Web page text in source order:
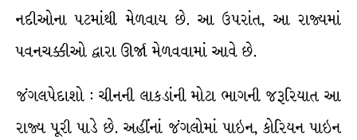
નદીઓના પટમાંથી મેળવાય છે. આ ઉપરાંત, આ રાજ્યમાં
પવનચક્કીઓ દ્વારા ઊર્જા મેળવવામાં આવે છે.
જંગલપેદાશો : ચીનની લાકડાંની મોટા ભાગની જરૂરિયાત આ
રાજ્ય પૂરી પાડે છે. અહીંનાં જંગલોમાં પાઇન, કોરિયન પાઇન